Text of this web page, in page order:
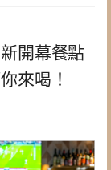
開幕餐點
來喝！